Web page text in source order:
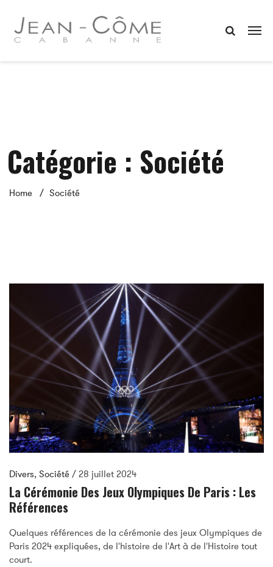
Catégorie : Société
Home Société
Divers, Société / 28 juillet 2024
La Cérémonie Des Jeux Olympiques De Paris : Les
Références
Quelques références de la cérémonie des jeux Olympiques de
Paris 2024 expliquées, de l'histoire de l'Art à de l'Histoire tout
court.